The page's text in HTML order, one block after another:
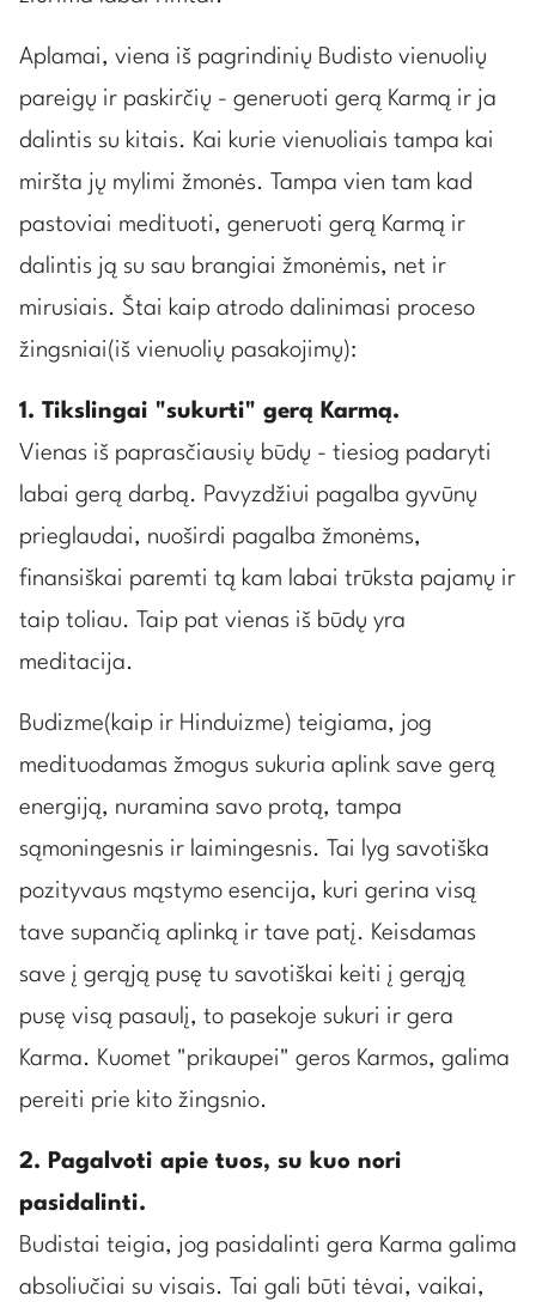
Aplamai, viena iš pagrindinių Budisto vienuolių
pareigų ir paskirčių - generuoti gerą Karmą ir ja
dalintis su kitais. Kai kurie vienuoliais tampa kai
miršta jų mylimi žmonės. Tampa vien tam kad
pastoviai medituoti, generuoti gerą Karmą ir
dalintis ją su sau brangiai žmonėmis, net ir
mirusiais. Štai kaip atrodo dalinimasi proceso
žingsniai(iš vienuolių pasakojimų):
1. Tikslingai "sukurti" gerą Karmą.
Vienas iš paprasčiausių būdų - tiesiog padaryti
labai gerą darbą. Pavyzdžiui pagalba gyvūnų
prieglaudai, nuoširdi pagalba žmonėms,
finansiškai paremti tą kam labai trūksta pajamų ir
taip toliau. Taip pat vienas iš būdų yra
meditacija.
Budizme(kaip ir Hinduizme) teigiama, jog
medituodamas žmogus sukuria aplink save gerą
energiją, nuramina savo protą, tampa
sąmoningesnis ir laimingesnis. Tai lyg savotiška
pozityvaus mąstymo esencija, kuri gerina visą
tave supančią aplinką ir tave patį. Keisdamas
save į gerąją pusę tu savotiškai keiti į gerąją
pusę visą pasaulį, to pasekoje sukuri ir gera
Karma. Kuomet "prikaupei" geros Karmos, galima
pereiti prie kito žingsnio.
2. Pagalvoti apie tuos, su kuo nori
pasidalinti.
Budistai teigia, jog pasidalinti gera Karma galima
absoliučiai su visais. Tai gali būti tėvai, vaikai,